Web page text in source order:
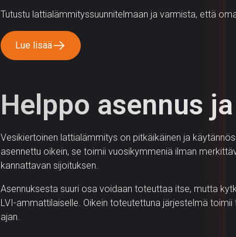
Tutustu lattialämmityssuunnitelmaan ja varmista, että
Lue lisää
Helppo asennus
Vesikiertoinen lattialämmitys on pitkäikäinen ja
asennettu oikein, se toimii vuosikymmeniä ilman
kannattavan sijoituksen.
Asennuksesta suuri osa voidaan toteuttaa itse, mutta
LVI-ammattilaiselle. Oikein toteutettuna järjestelmä
ajan.